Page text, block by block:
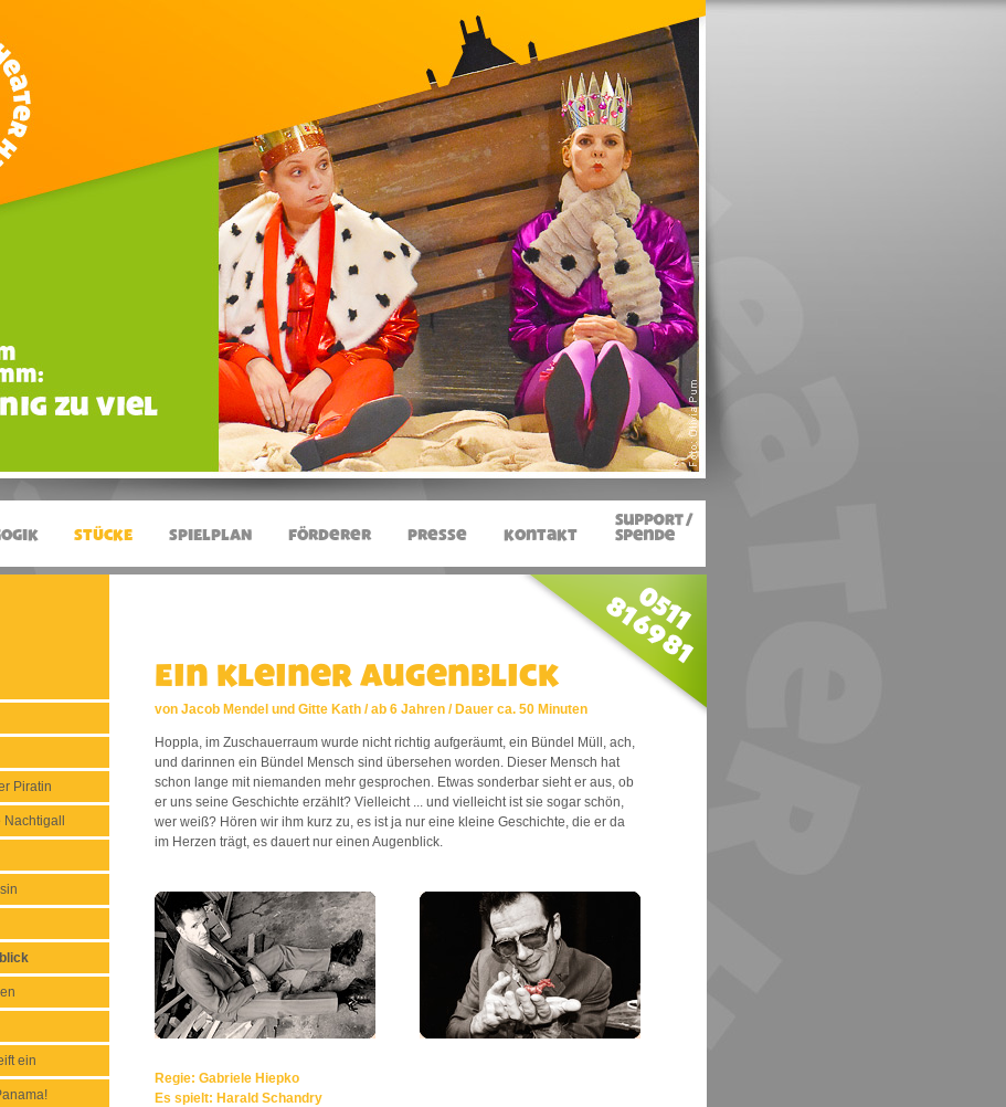
Piratin
ein
Ein kleiner Augenblick
von Jacob Mendel und Gitte Kath / ab 6 Jahren / Dauer ca. 50 Minuten
Hoppla, im Zuschauerraum wurde nicht richtig aufgeräumt, ein Bündel Müll, ach,
und darinnen ein Bündel Mensch sind übersehen worden. Dieser Mensch hat
schon lange mit niemanden mehr gesprochen. Etwas sonderbar sieht er aus, ob
er uns seine Geschichte erzählt? Vielleicht ... und vielleicht ist sie sogar schön,
wer weiß? Hören wir ihm kurz zu, es ist ja nur eine kleine Geschichte, die er da
im Herzen trägt, es dauert nur einen Augenblick.
Regie: Gabriele Hiepko
Es spielt: Harald Schandry